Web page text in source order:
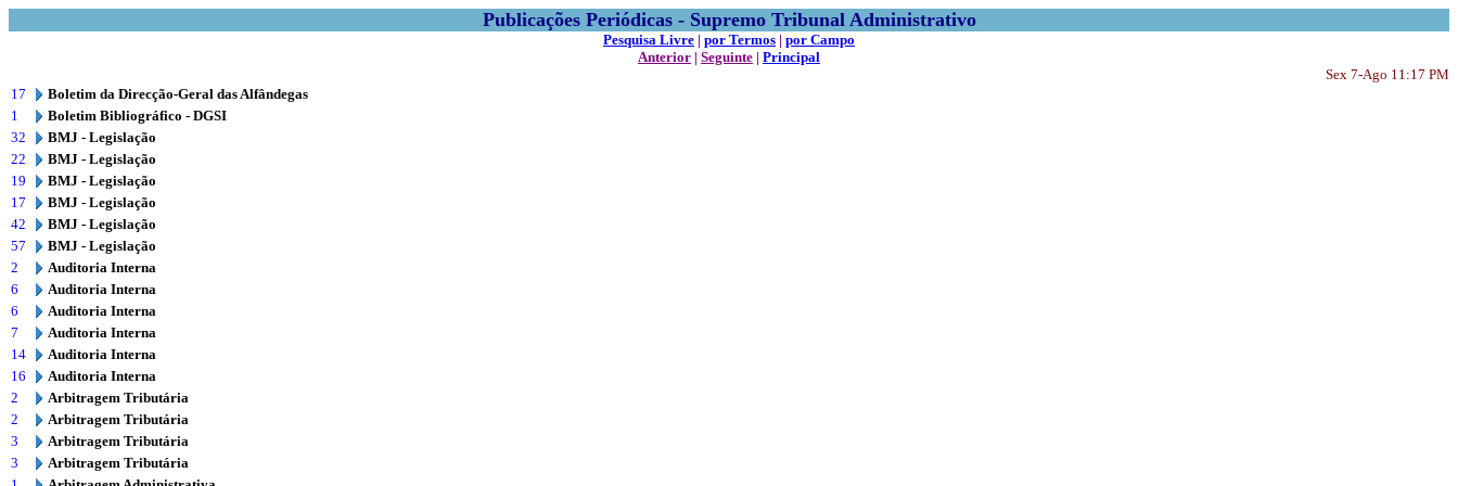
Publicações Periódicas - Supremo Tribunal Administrativo
Pesquisa Livre | por Termos | por Campo
Anterior | Seguinte | Principal
Sex 7-Ago 11:17 PM
17
Boletim da Direcção-Geral das Alfândegas
1
Boletim Bibliográfico - DGSI
32
BMJ - Legislação
22
BMJ - Legislação
19
BMJ - Legislação
17
BMJ - Legislação
42
BMJ - Legislação
57
BMJ - Legislação
2
Auditoria Interna
6
Auditoria Interna
6
Auditoria Interna
7
Auditoria Interna
14
Auditoria Interna
16
Auditoria Interna
2
Arbitragem Tributária
2
Arbitragem Tributária
3
Arbitragem Tributária
3
Arbitragem Tributária